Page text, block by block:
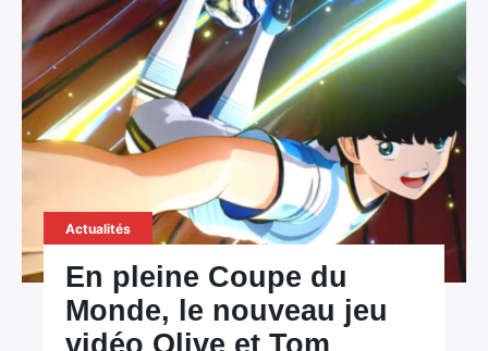
Actualités
En pleine Coupe du
Monde, le nouveau jeu
vidéo Olive et Tom